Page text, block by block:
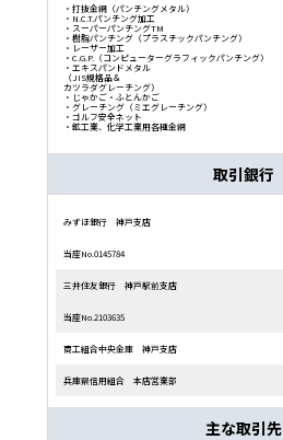
・ 打抜金網（パンチングメタル）
・N.C.T.パンチング加工
・ スーパーパンチングTM
・ 樹脂パンチング（プラスチックパンチング）
・ レーザー加工
・ C.G.P.（コンピューターグラフィックパンチング）
・ エキスパンドメタル
（JIS規格品＆
カツラダグレーチング）
・ じゃかご・ふとんかご
・ グレーチング（ミエグレーチング）
・ゴルフ安全ネット
・鉱工業、化学工業用各種金網
取引銀行
みずほ銀行 神戸支店
当座No.0145784
三井住友銀行 神戸駅前支店
当座No.2103635
商工組合中央金庫 神戸支店
兵庫県信用組合 本店営業部
主な取引先